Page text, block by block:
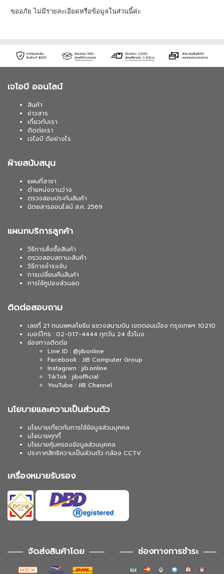
ขออภัย ไม่มีรายละเอียดหรือข้อมูลในส่วนนี้ค่ะ
เจไอบี ออนไลน์
สินค้า
ข่าวสาร
เกี่ยวกับเรา
ติดต่อเรา
เจไอบี ดีอย่างไร
ฝ่ายสนับสนุน
แผนที่สาขา
ตำแหน่งงานว่าง
ตรวจสอบประกันสินค้า
นิตยสารออนไลน์ ส.ค. 2569
แผนกบริการลูกค้า
วิธีการสั่งซื้อสินค้า
ตรวจสอบสถานะสินค้า
วิธีการชำระเงิน
การเปลี่ยนคืนสินค้า
การใช้คูปองส่วนลด
ติดต่อสอบถาม
เลขที่ 21 ถนนพหลโยธิน แขวงสนามบิน เขตดอนเมือง กรุงเทพฯ 10210
เบอร์โทร : 02-017-4444 ทุกวัน 24 ชั่วโมง
ช่องทางติดต่อ
Line ID : @jibonline
Facebook : JIB Computer Group
Instagram : jib.online
TikTok : jibofficial
YouTube : JIB Channel
นโยบายและความเป็นส่วนตัว
นโยบายเกี่ยวกับการใช้ข้อมูลส่วนบุคคล
นโยบายคุกกี้
นโยบายคุ้มครองข้อมูลส่วนบุคคล
ประกาศสิทธิความเป็นส่วนตัว กล้อง CCTV
เครื่องหมายรับรอง
จัดส่งสินค้าโดย ช่องทางการชำระ